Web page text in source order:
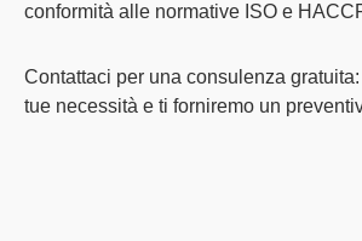
conformità alle normative ISO e
Contattaci per una consulenza
tue necessità e ti forniremo un